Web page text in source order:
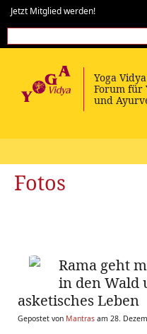
Jetzt Mitglied werden!
Fotos
Rama geht
in den Wald
asketisches Leben
Gepostet von Mantras am 28.